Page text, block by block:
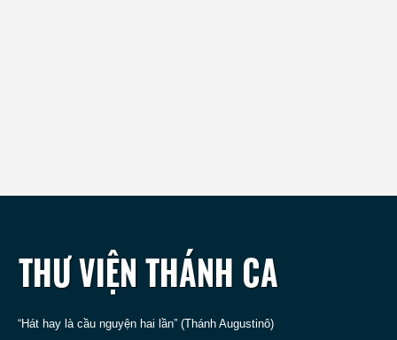
“Hát hay là cầu nguyện hai lần” (Thánh Augustinô)